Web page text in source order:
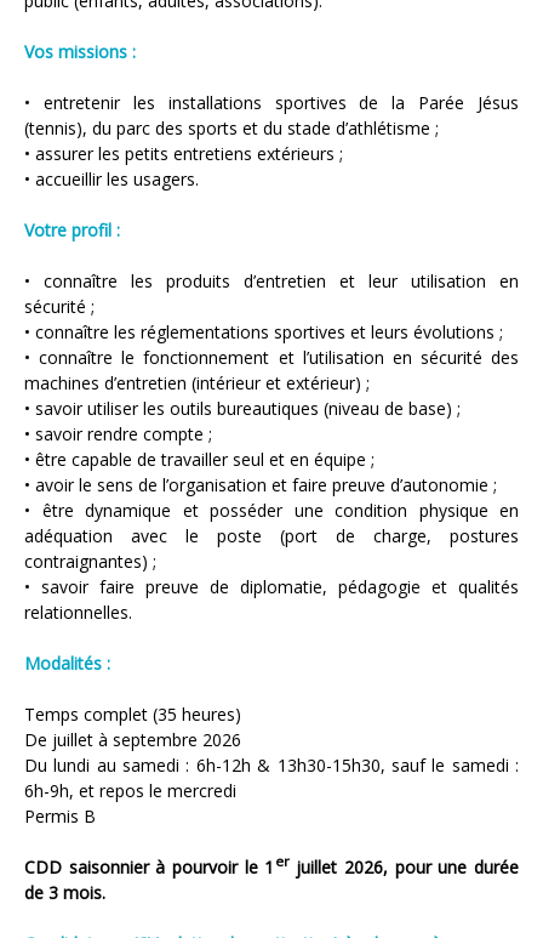
Vos missions :
• entretenir les installations sportives de la Parée Jésus
(tennis), du parc des sports et du stade d’athlétisme ;
• assurer les petits entretiens extérieurs ;
• accueillir les usagers.
Votre profil :
• connaître les produits d’entretien et leur utilisation en
sécurité ;
• connaître les réglementations sportives et leurs évolutions ;
• connaître le fonctionnement et l’utilisation en sécurité des
machines d’entretien (intérieur et extérieur) ;
• savoir utiliser les outils bureautiques (niveau de base) ;
• savoir rendre compte ;
• être capable de travailler seul et en équipe ;
• avoir le sens de l’organisation et faire preuve d’autonomie ;
• être dynamique et posséder une condition physique en
adéquation avec le poste (port de charge, postures
contraignantes) ;
• savoir faire preuve de diplomatie, pédagogie et qualités
relationnelles.
Modalités :
Temps complet (35 heures)
De juillet à septembre 2026
Du lundi au samedi : 6h-12h & 13h30-15h30, sauf le samedi :
6h-9h, et repos le mercredi
Permis B
CDD saisonnier à pourvoir le 1 erjuillet 2026, pour une durée
de 3 mois.